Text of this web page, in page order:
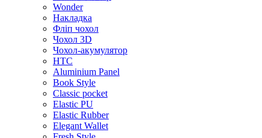
Wonder
Накладка
Фліп чохол
Чохол 3D
Чохол-акумулятор
HTC
Aluminium Panel
Book Style
Classic pocket
Elastic PU
Elastic Rubber
Elegant Wallet